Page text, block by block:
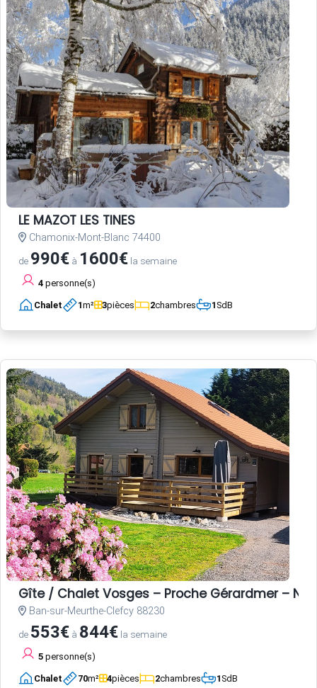
LE MAZOT LES TINES
Chamonix-Mont-Blanc 74400
de 990€ à 1600€ la semaine
4 personne(s)
Chalet 1m² 3pièces 2chambres 1SdB
Gîte / Chalet Vosges – Proche Gérardmer –
Ban-sur-Meurthe-Clefcy 88230
de 553€ à 844€ la semaine
5 personne(s)
Chalet 70m² 4pièces 2chambres 1SdB